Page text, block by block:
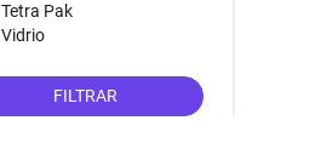
Tetra Pak
Vidrio
FILTRAR